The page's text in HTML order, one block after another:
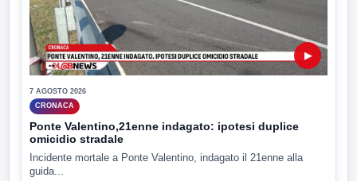
▶
7 AGOSTO 2026
CRONACA
Ponte Valentino,21enne indagato: ipotesi duplice
omicidio stradale
Incidente mortale a Ponte Valentino, indagato il 21enne alla
guida...